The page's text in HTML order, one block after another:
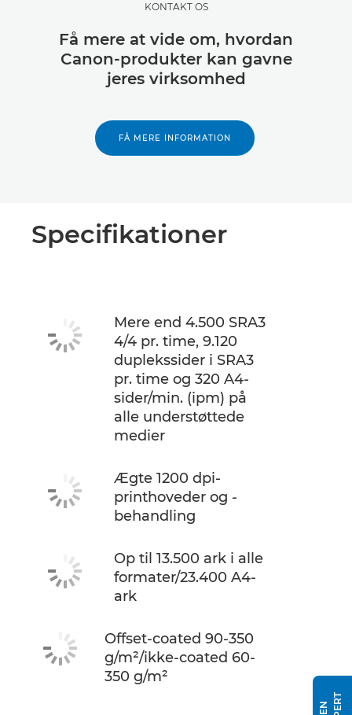
KONTAKT OS
Få mere at vide om, hvordan
Canon-produkter kan gavne
jeres virksomhed
FÅ MERE INFORMATION
Specifikationer
Mere end 4.500 SRA3
4/4 pr. time, 9.120
duplekssider i SRA3
pr. time og 320 A4-
sider/min. (ipm) på
alle understøttede
medier
Ægte 1200 dpi-
printhoveder og -
behandling
Op til 13.500 ark i alle
formater/23.400 A4-
ark
Offset-coated 90-350
g/m²/ikke-coated 60-
350 g/m²